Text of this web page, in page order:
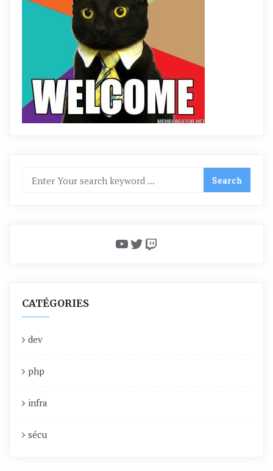
YouTube
Twitter
Twitch
CATÉGORIES
dev
php
infra
sécu